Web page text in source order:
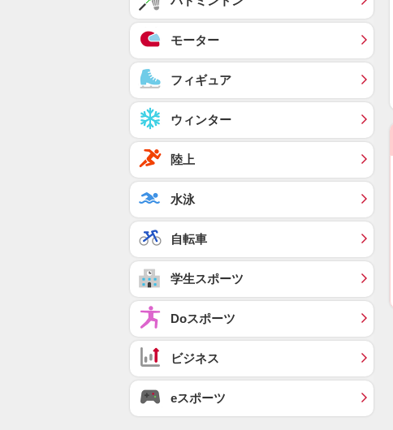
モーター
フィギュア
ウィンター
陸上
水泳
自転車
学生スポーツ
Doスポーツ
ビジネス
eスポーツ